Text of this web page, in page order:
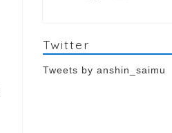
Twitter
Tweets by anshin_saimu